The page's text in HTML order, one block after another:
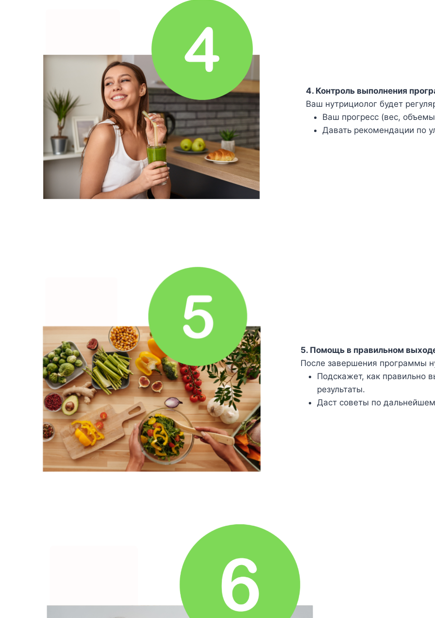
4. Контроль выполнения
Ваш нутрициолог будет
Ваш прогресс (вес,
Давать рекомендации по
5. Помощь в правильном
После завершения программы
Подскажет, как правильно
результаты.
Даст советы по